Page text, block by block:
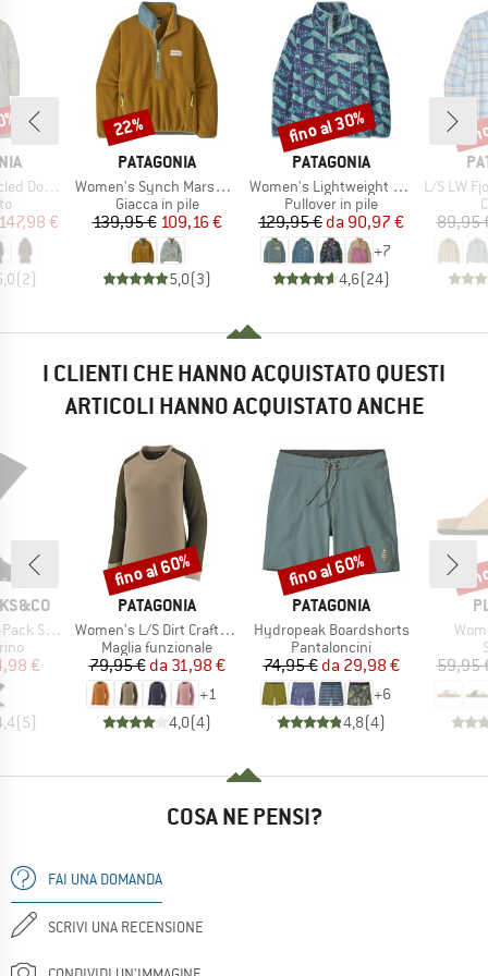
Parka
prodotti
ridotto
€
(2)
MARCHIO
PATAGONIA
Articolo
Women's Synch Marsupial
Gruppo di prodotti
Giacca in pile
Prezzo
139,95 €Prezzo ridotto
109,16 €
5,0(3)
Sconto
22%
MARCHIO
PATAGONIA
Articolo
Women's Lightweight Synchilla Snap-T Fleece Pullover
Gruppo di prodotti
Pullover in pile
Prezzo
129,95 € Prezzo ridotto
da 90,97 €
+7
4,6(24)
Sconto
fino al 30%
Articolo
L/S LW
89,95
I CLIENTI CHE HANNO ACQUISTATO QUESTI
ARTICOLI HANNO ACQUISTATO ANCHE
Solid
ridotto
€
(5)
MARCHIO
PATAGONIA
Articolo
Women's L/S Dirt Craft Jersey
Gruppo di prodotti
Maglia funzionale
Prezzo
79,95 € Prezzo ridotto
da 31,98 €
+1
4,0(4)
Sconto
fino al 60%
MARCHIO
PATAGONIA
Articolo
Hydropeak Boardshorts
Gruppo di prodotti
Pantaloncini
Prezzo
74,95 € Prezzo ridotto
da 29,98 €
+6
4,8(4)
Sconto
fino al 60%
59,95
COSA NE PENSI?
FAI UNA DOMANDA
SCRIVI UNA RECENSIONE